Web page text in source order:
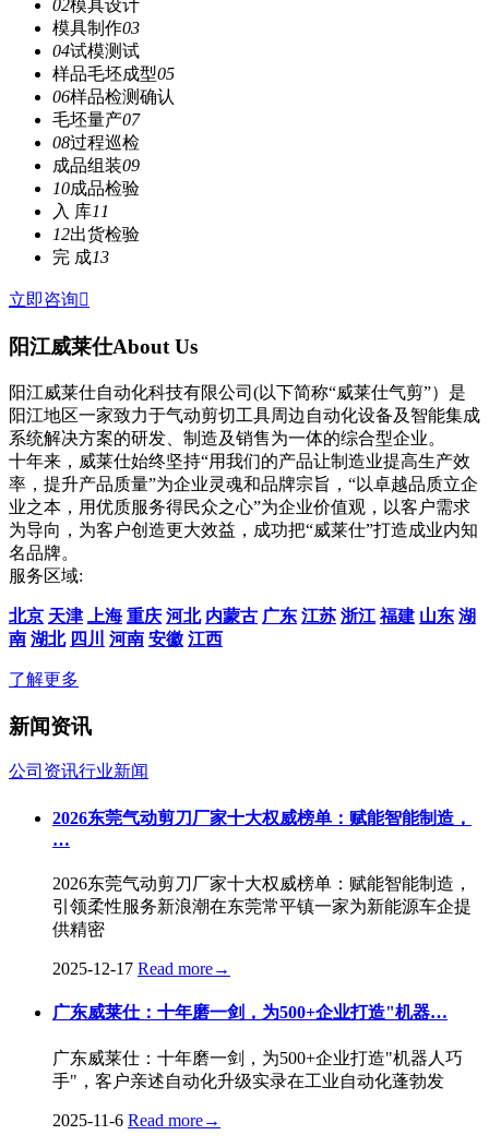
02模具设计
模具制作03
04试模测试
样品毛坯成型05
06样品检测确认
毛坯量产07
08过程巡检
成品组装09
10成品检验
入 库11
12出货检验
完 成13
立即咨询
阳江威莱仕About Us
阳江威莱仕自动化科技有限公司(以下简称“威莱仕气剪”）是
阳江地区一家致力于气动剪切工具周边自动化设备及智能集成
系统解决方案的研发、制造及销售为一体的综合型企业。
十年来，威莱仕始终坚持“用我们的产品让制造业提高生产效
率，提升产品质量”为企业灵魂和品牌宗旨，“以卓越品质立企
业之本，用优质服务得民众之心”为企业价值观，以客户需求
为导向，为客户创造更大效益，成功把“威莱仕”打造成业内知
名品牌。
服务区域:
北京 天津 上海 重庆 河北 内蒙古 广东 江苏 浙江 福建 山东 湖
南 湖北 四川 河南 安徽 江西
了解更多
新闻资讯
公司资讯行业新闻
2026东莞气动剪刀厂家十大权威榜单：赋能智能制造，
…
2026东莞气动剪刀厂家十大权威榜单：赋能智能制造，
引领柔性服务新浪潮在东莞常平镇一家为新能源车企提
供精密
2025-12-17 Read more→
广东威莱仕：十年磨一剑，为500+企业打造"机器…
广东威莱仕：十年磨一剑，为500+企业打造"机器人巧
手"，客户亲述自动化升级实录在工业自动化蓬勃发
2025-11-6 Read more→